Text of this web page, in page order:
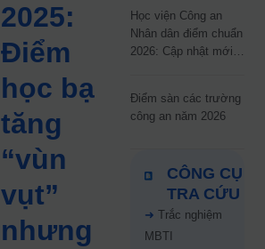
2025:
Điểm
học bạ
tăng
“vùn
vụt”
nhưng
Học viện Công an
Nhân dân điểm chuẩn
2026: Cập nhật mới
Điểm sàn các trường
công an năm 2026
CÔNG CỤ
TRA CỨU
➜ Trắc nghiệm
MBTI